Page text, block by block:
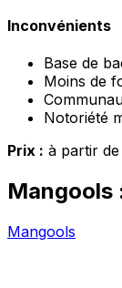
Inconvénients
Base de
Moins de
Notoriété
Prix : à partir
Mangools
Mangools